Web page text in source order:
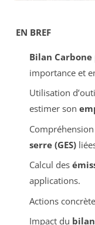
EN BREF
Bilan Carbone
importance et
Utilisation
estimer son
serre (GES)
Calcul des
applications.
Actions
Impact du